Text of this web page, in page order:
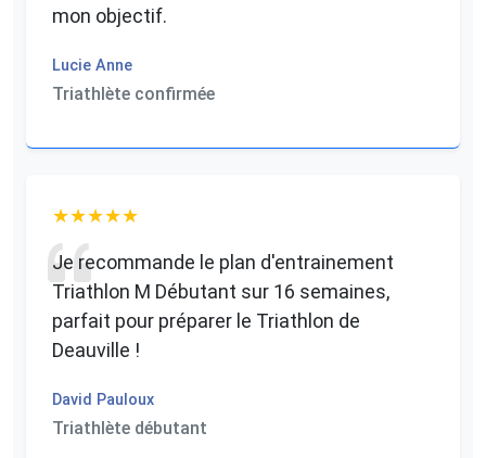
mon objectif.
Lucie Anne
Triathlète confirmée
Je recommande le plan d'entrainement
Triathlon M Débutant sur 16 semaines,
parfait pour préparer le Triathlon de
Deauville !
David Pauloux
Triathlète débutant